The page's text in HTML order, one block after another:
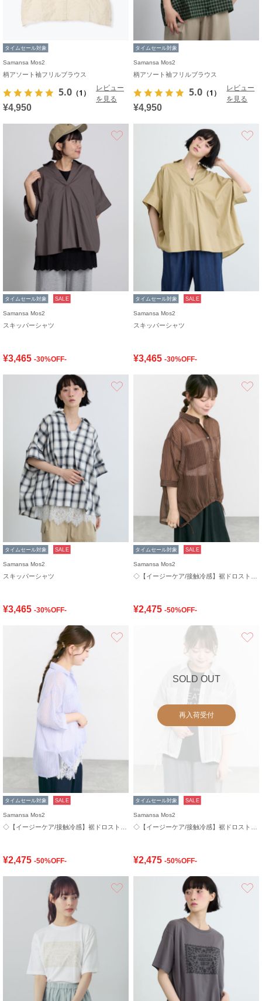
タイムセール対象
Samansa Mos2
柄アソート袖フリルブラウス
5.0 （1）
レビュー
を見る
¥4,950
タイムセール対象
Samansa Mos2
柄アソート袖フリルブラウス
5.0 （1）
レビュー
を見る
¥4,950
タイムセール対象 SALE
Samansa Mos2
スキッパーシャツ
¥3,465 -30%OFF-
タイムセール対象 SALE
Samansa Mos2
スキッパーシャツ
¥3,465 -30%OFF-
タイムセール対象 SALE
Samansa Mos2
スキッパーシャツ
¥3,465 -30%OFF-
タイムセール対象 SALE
Samansa Mos2
¥2,475 -50%OFF-
タイムセール対象 SALE
Samansa Mos2
¥2,475 -50%OFF-
SOLD OUT
再入荷受付
タイムセール対象 SALE
Samansa Mos2
¥2,475 -50%OFF-